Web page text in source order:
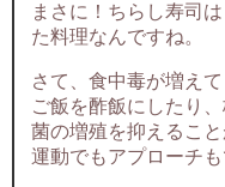
まさに！ちらし寿司
た料理なんですね。
さて、食中毒が増えて
ご飯を酢飯にしたり
菌の増殖を抑えること
運動でもアプローチも